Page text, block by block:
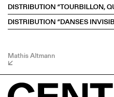
DISTRIBUTION “TOURBILLON,
DISTRIBUTION “DANSES
Mathis Altmann